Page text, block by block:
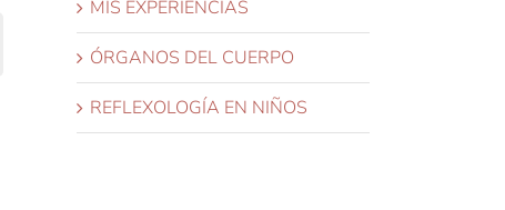
MIS EXPERIENCIAS
ÓRGANOS DEL CUERPO
REFLEXOLOGÍA EN NIÑOS